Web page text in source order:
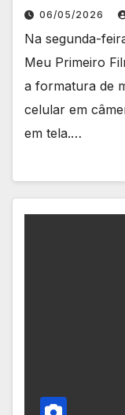
06/05/2026
Na segunda-
Meu Primeiro
a formatura de
celular em
em tela.…